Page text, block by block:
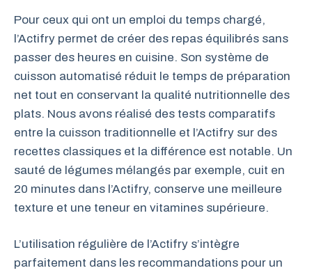
Pour ceux qui ont un emploi du temps chargé,
l’Actifry permet de créer des repas équilibrés sans
passer des heures en cuisine. Son système de
cuisson automatisé réduit le temps de préparation
net tout en conservant la qualité nutritionnelle des
plats. Nous avons réalisé des tests comparatifs
entre la cuisson traditionnelle et l’Actifry sur des
recettes classiques et la différence est notable. Un
sauté de légumes mélangés par exemple, cuit en
20 minutes dans l’Actifry, conserve une meilleure
texture et une teneur en vitamines supérieure.
L’utilisation régulière de l’Actifry s’intègre
parfaitement dans les recommandations pour un